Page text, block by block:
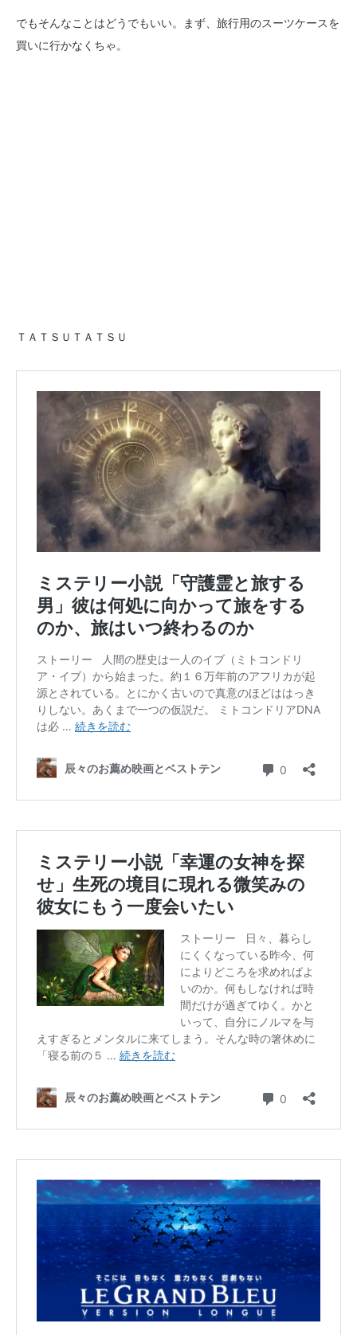
でもそんなことはどうでもいい。まず、旅行用のスーツケースを
買いに行かなくちゃ。
ＴＡＴＳＵＴＡＴＳＵ